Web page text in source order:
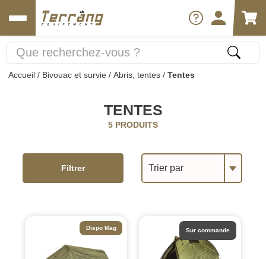
Accueil / Bivouac et survie / Abris, tentes / Tentes
TENTES
5 PRODUITS
Trier par
Filtrer
Dispo Mag Sur commande